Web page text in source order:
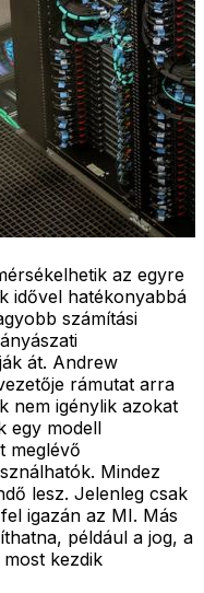
az egyre
idővel hatékonyabbá
számítási
át. Andrew
rámutat arra
nem igénylik azokat
egy modell
meglévő
Mindez
lesz. Jelenleg csak
igazán az MI. Más
például a jog, a
kezdik